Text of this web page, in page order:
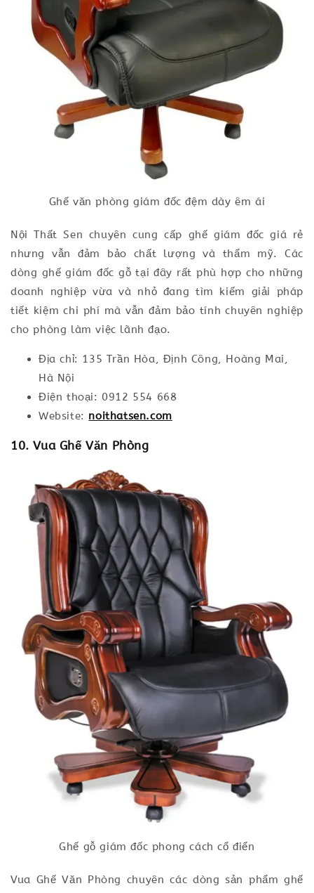
Ghế văn phòng giám đốc đệm dày êm ái
Nội Thất Sen chuyên cung cấp ghế giám đốc giá rẻ
nhưng vẫn đảm bảo chất lượng và thẩm mỹ. Các
dòng ghế giám đốc gỗ tại đây rất phù hợp cho những
doanh nghiệp vừa và nhỏ đang tìm kiếm giải pháp
tiết kiệm chi phí mà vẫn đảm bảo tính chuyên nghiệp
cho phòng làm việc lãnh đạo.
Địa chỉ: 135 Trần Hòa, Định Công, Hoàng Mai,
Hà Nội
Điện thoại: 0912 554 668
Website: noithatsen.com
10. Vua Ghế Văn Phòng
Ghế gỗ giám đốc phong cách cổ điển
Vua Ghế Văn Phòng chuyên các dòng sản phẩm ghế